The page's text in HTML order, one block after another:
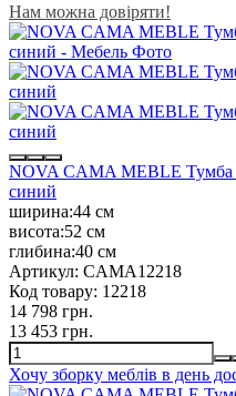
Нам можна довіряти!
NOVA CAMA MEBLE Тумба
синий
ширина:44 см
висота:52 см
глибина:40 см
Артикул: CAMA12218
Код товару: 12218
14 798 грн.
13 453 грн.
Хочу зборку меблів в день